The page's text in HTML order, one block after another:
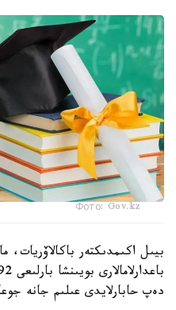
Фото: Gov.kz
بيىل اكىمدىكتەر باكالاۆريات،
دەپ حابارلايدى عىلىم جانە